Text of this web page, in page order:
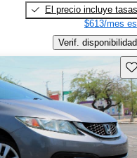
El precio incluye tasas
$613/mes
Verif. disponibilidad